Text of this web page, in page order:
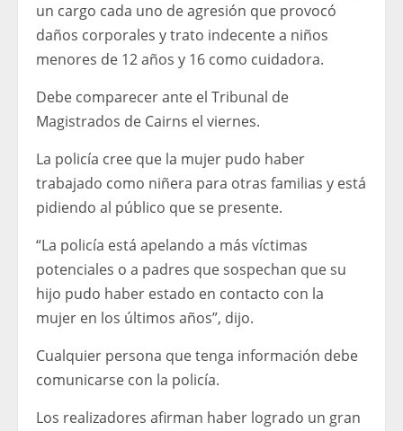
un cargo cada uno de agresión que provocó
daños corporales y trato indecente a niños
menores de 12 años y 16 como cuidadora.
Debe comparecer ante el Tribunal de
Magistrados de Cairns el viernes.
La policía cree que la mujer pudo haber
trabajado como niñera para otras familias y está
pidiendo al público que se presente.
“La policía está apelando a más víctimas
potenciales o a padres que sospechan que su
hijo pudo haber estado en contacto con la
mujer en los últimos años”, dijo.
Cualquier persona que tenga información debe
comunicarse con la policía.
Los realizadores afirman haber logrado un gran